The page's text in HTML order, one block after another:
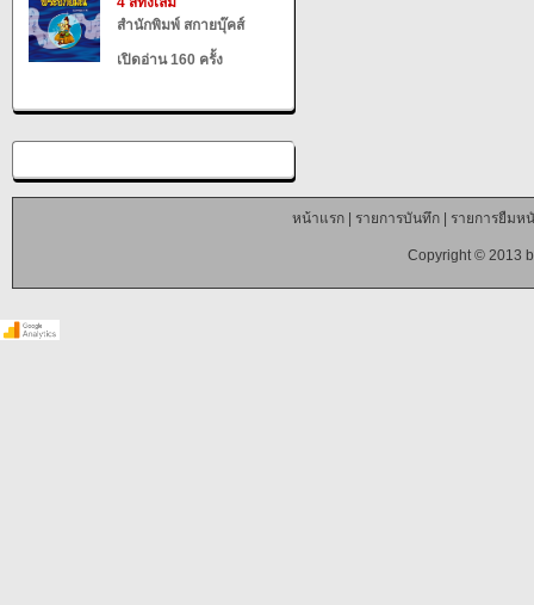
สำนักพิมพ์ สกายบุ๊คส์
เปิดอ่าน 160 ครั้ง
หน้าแรก| รายการบันทึก| รายการยืมห
Copyright © 2013